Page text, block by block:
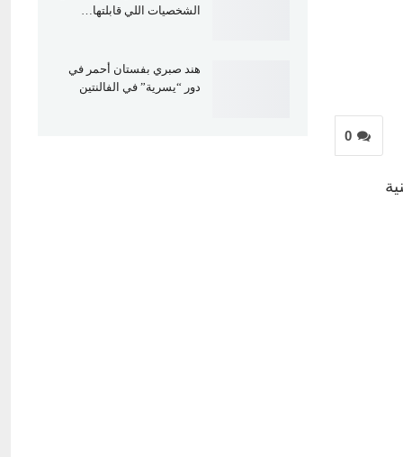
0
للمشهد الموسيقي بألبوم يضم 15 أغنية
الشخصيات اللي قابلتها…
هند صبري بفستان أحمر في
دور “يسرية” في الفالنتين